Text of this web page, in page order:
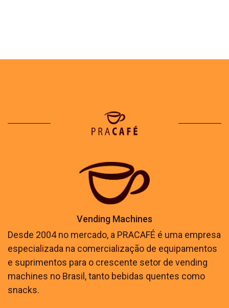
Vending Machines
Desde 2004 no mercado, a PRACAFÉ é uma empresa
especializada na comercialização de equipamentos
e suprimentos para o crescente setor de vending
machines no Brasil, tanto bebidas quentes como
snacks.